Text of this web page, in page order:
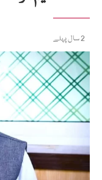
2 سال پہلے